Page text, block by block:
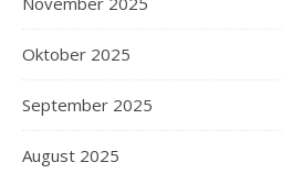
Oktober 2025
September 2025
August 2025